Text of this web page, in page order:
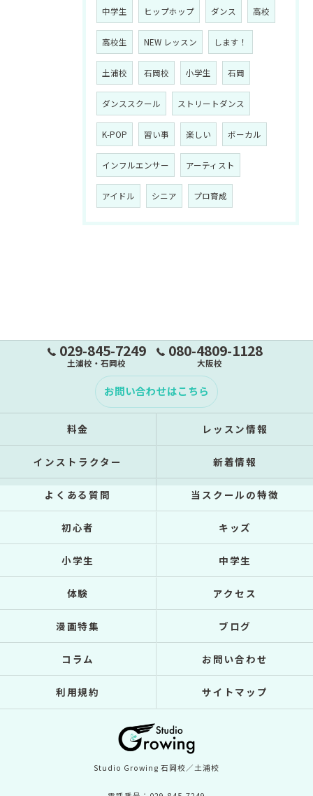
中学生 ヒップホップ ダンス 高校
高校生 NEW レッスン します！
土浦校 石岡校 小学生 石岡
ダンススクール ストリートダンス
K-POP 習い事 楽しい ボーカル
インフルエンサー アーティスト
アイドル シニア プロ育成
029-845-7249
土浦校・石岡校
080-4809-1128
大阪校
お問い合わせはこちら
料金 レッスン情報
インストラクター 新着情報
よくある質問 当スクールの特徴
初心者 キッズ
小学生 中学生
体験 アクセス
漫画特集 ブログ
コラム お問い合わせ
利用規約 サイトマップ
Studio Growing 石岡校／土浦校